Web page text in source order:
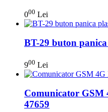
000 Lei
BT-29 buton
900 Lei
Comunicator GSM
47659